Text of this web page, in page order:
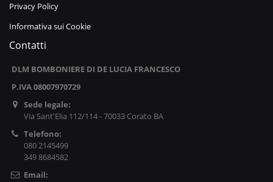
Privacy Policy
Informativa sui Cookie
Contatti
DLM BOMBONIERE DI DE LUCIA FRANCESCO
P.IVA 08007970729
Sede legale:
Via Sant'Elia 112/114 - 70033 Corato BA
Telefono:
080 2145499
349 8684582
Email: